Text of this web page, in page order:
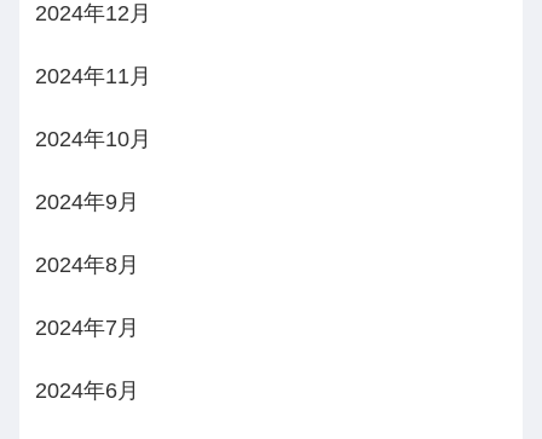
2024年12月
2024年11月
2024年10月
2024年9月
2024年8月
2024年7月
2024年6月